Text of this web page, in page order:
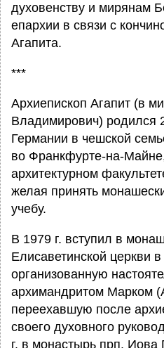
духовенству и мирянам
епархии в связи с
Агапита.
***
Архиепископ Агапит (в
Владимирович) родился
Германии в чешской
во Франкфурте-на-
архитектурном
желая принять
учебу.
В 1979 г. вступил в
Елисаветинской церкви
организованную
архимандритом Марком
переехавшую после
своего духовного
г. в монастырь прп. Иова